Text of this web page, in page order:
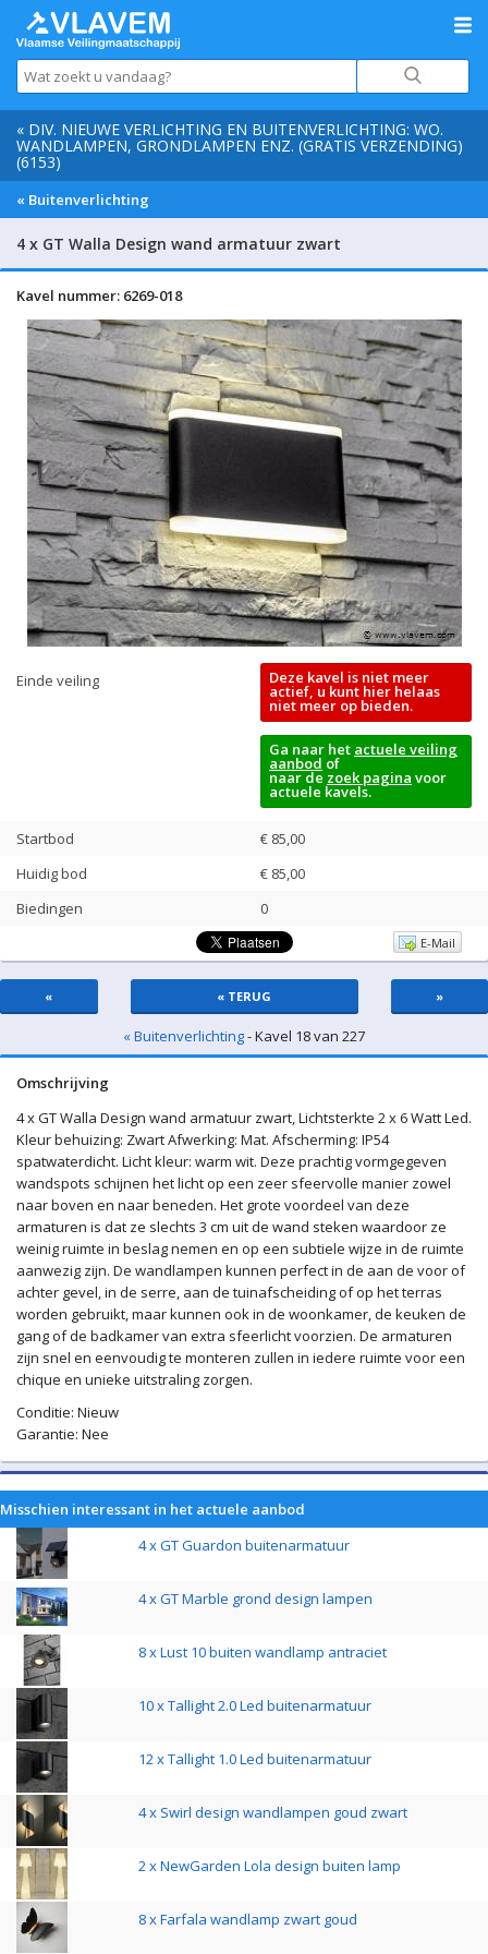
« DIV. NIEUWE VERLICHTING EN BUITENVERLICHTING: WO.
WANDLAMPEN, GRONDLAMPEN ENZ. (GRATIS VERZENDING)
(6153)
« Buitenverlichting
4 x GT Walla Design wand armatuur zwart
Kavel nummer: 6269-018
Einde veiling Deze kavel is niet meer
actief, u kunt hier helaas
niet meer op bieden.
Ga naar het actuele veiling
aanbod of
naar de zoek pagina voor
actuele kavels.
Startbod
€ 85,00
Huidig bod
€ 85,00
Biedingen
0
E-Mail
« « TERUG »
« Buitenverlichting- Kavel 18 van 227
Omschrijving
4 x GT Walla Design wand armatuur zwart, Lichtsterkte 2 x 6 Watt Led.
Kleur behuizing: Zwart Afwerking: Mat. Afscherming: IP54
spatwaterdicht. Licht kleur: warm wit. Deze prachtig vormgegeven
wandspots schijnen het licht op een zeer sfeervolle manier zowel
naar boven en naar beneden. Het grote voordeel van deze
armaturen is dat ze slechts 3 cm uit de wand steken waardoor ze
weinig ruimte in beslag nemen en op een subtiele wijze in de ruimte
aanwezig zijn. De wandlampen kunnen perfect in de aan de voor of
achter gevel, in de serre, aan de tuinafscheiding of op het terras
worden gebruikt, maar kunnen ook in de woonkamer, de keuken de
gang of de badkamer van extra sfeerlicht voorzien. De armaturen
zijn snel en eenvoudig te monteren zullen in iedere ruimte voor een
chique en unieke uitstraling zorgen.
Conditie: Nieuw
Garantie: Nee
Misschien interessant in het actuele aanbod
4 x GT Guardon buitenarmatuur
4 x GT Marble grond design lampen
8 x Lust 10 buiten wandlamp antraciet
10 x Tallight 2.0 Led buitenarmatuur
12 x Tallight 1.0 Led buitenarmatuur
4 x Swirl design wandlampen goud zwart
2 x NewGarden Lola design buiten lamp
8 x Farfala wandlamp zwart goud